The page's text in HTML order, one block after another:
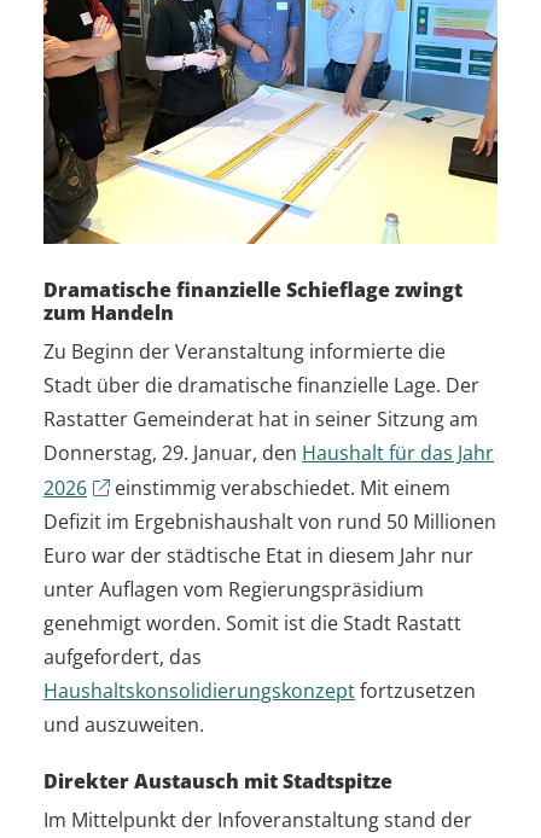
Dramatische finanzielle Schieflage zwingt
zum Handeln
Zu Beginn der Veranstaltung informierte die
Stadt über die dramatische finanzielle Lage. Der
Rastatter Gemeinderat hat in seiner Sitzung am
Donnerstag, 29. Januar, den Haushalt für das Jahr
2026
einstimmig verabschiedet. Mit einem
Defizit im Ergebnishaushalt von rund 50 Millionen
Euro war der städtische Etat in diesem Jahr nur
unter Auflagen vom Regierungspräsidium
genehmigt worden. Somit ist die Stadt Rastatt
aufgefordert, das
Haushaltskonsolidierungskonzeptfortzusetzen
und auszuweiten.
Direkter Austausch mit Stadtspitze
Im Mittelpunkt der Infoveranstaltung stand der